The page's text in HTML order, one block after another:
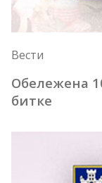
Вести
Обележена
битке